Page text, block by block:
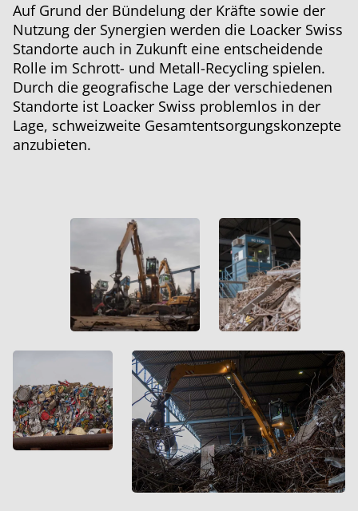
Auf Grund der Bündelung der Kräfte sowie der
Nutzung der Synergien werden die Loacker Swiss
Standorte auch in Zukunft eine entscheidende
Rolle im Schrott- und Metall-Recycling spielen.
Durch die geografische Lage der verschiedenen
Standorte ist Loacker Swiss problemlos in der
Lage, schweizweite Gesamtentsorgungskonzepte
anzubieten.